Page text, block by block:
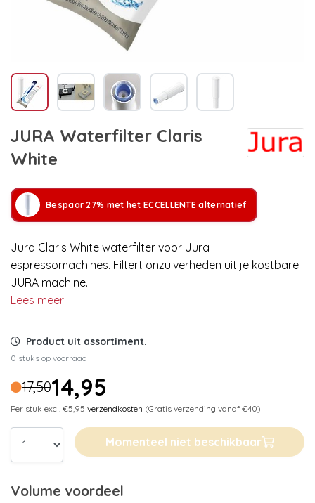
JURA Waterfilter Claris
White
Bespaar 27% met het ECCELLENTE alternatief
Jura Claris White waterfilter voor Jura
espressomachines. Filtert onzuiverheden uit je kostbare
JURA machine.
Lees meer
Product uit assortiment.
0 stuks op voorraad
17,5014,95
Per stuk excl. €5,95 verzendkosten (Gratis verzending vanaf €40)
Momenteel niet beschikbaar
Volume voordeel